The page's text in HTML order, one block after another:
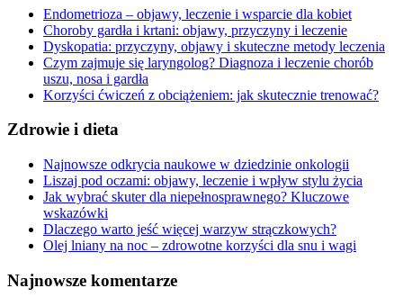
Endometrioza – objawy, leczenie i wsparcie dla kobiet
Choroby gardła i krtani: objawy, przyczyny i leczenie
Dyskopatia: przyczyny, objawy i skuteczne metody leczenia
Czym zajmuje się laryngolog? Diagnoza i leczenie chorób
uszu, nosa i gardła
Korzyści ćwiczeń z obciążeniem: jak skutecznie trenować?
Zdrowie i dieta
Najnowsze odkrycia naukowe w dziedzinie onkologii
Liszaj pod oczami: objawy, leczenie i wpływ stylu życia
Jak wybrać skuter dla niepełnosprawnego? Kluczowe
wskazówki
Dlaczego warto jeść więcej warzyw strączkowych?
Olej lniany na noc – zdrowotne korzyści dla snu i wagi
Najnowsze komentarze